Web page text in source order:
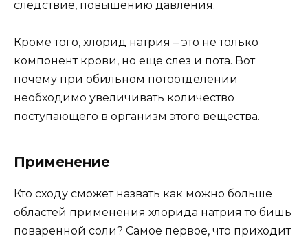
следствие, повышению давления.
Кроме того, хлорид натрия – это не только
компонент крови, но еще слез и пота. Вот
почему при обильном потоотделении
необходимо увеличивать количество
поступающего в организм этого вещества.
Применение
Кто сходу сможет назвать как можно больше
областей применения хлорида натрия то бишь
поваренной соли? Самое первое, что приходит